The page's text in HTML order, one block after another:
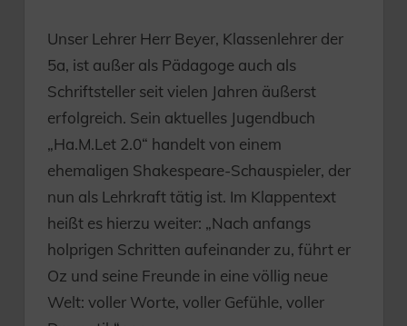
Unser Lehrer Herr Beyer, Klassenlehrer der
5a, ist außer als Pädagoge auch als
Schriftsteller seit vielen Jahren äußerst
erfolgreich. Sein aktuelles Jugendbuch
„Ha.M.Let 2.0“ handelt von einem
ehemaligen Shakespeare-Schauspieler, der
nun als Lehrkraft tätig ist. Im Klappentext
heißt es hierzu weiter: „Nach anfangs
holprigen Schritten aufeinander zu, führt er
Oz und seine Freunde in eine völlig neue
Welt: voller Worte, voller Gefühle, voller